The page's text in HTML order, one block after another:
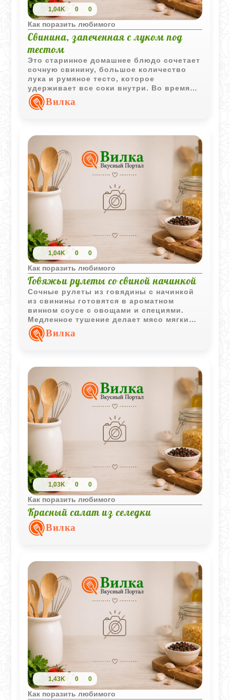
1,04K 0 0
Как поразить любимого
Свинина, запеченная с луком под
тестом
Это старинное домашнее блюдо сочетает
сочную свинину, большое количество
лука и румяное тесто, которое
удерживает все соки внутри. Во время
запекания начинка становится особенно
ароматной, а тестяная оболочка
Вилка
1,04K 0 0
Как поразить любимого
Говяжьи рулеты со свиной начинкой
Сочные рулеты из говядины с начинкой
из свинины готовятся в ароматном
винном соусе с овощами и специями.
Медленное тушение делает мясо мягким,
а соус насыщенным и выразительным.
Вилка
1,03K 0 0
Как поразить любимого
Красный салат из селедки
Вилка
1,43K 0 0
Как поразить любимого